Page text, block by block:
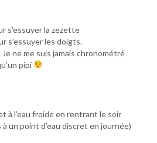
s’essuyer la zezette
s’essuyer les doigts.
ne me suis jamais chronométré
pipi
à l’eau froide en rentrant le soir
à un point d’eau discret en journée)